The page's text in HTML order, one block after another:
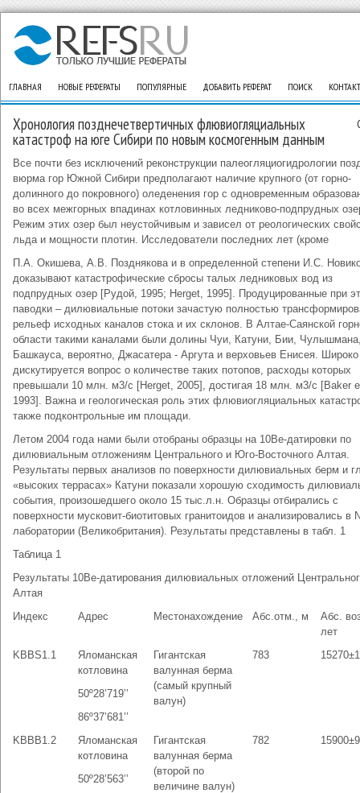
ГЛАВНАЯ НОВЫЕ РЕФЕРАТЫ ПОПУЛЯРНЫЕ ДОБАВИТЬ РЕФЕРАТ ПОИСК
Хронология позднечетвертичных флювиогляциальных
катастроф на юге Сибири по новым космогенным данным
Все почти без исключений реконструкции палеогляциогидрологии
вюрма гор Южной Сибири предполагают наличие крупного (от горно-
долинного до покровного) оледенения гор с одновременным
во всех межгорных впадинах котловинных ледниково-подпрудных
Режим этих озер был неустойчивым и зависел от реологических
льда и мощности плотин. Исследователи последних лет (кроме
П.А. Окишева, А.В. Позднякова и в определенной степени И.С.
доказывают катастрофические сбросы талых ледниковых вод из
подпрудных озер [Рудой, 1995; Herget, 1995]. Продуцированные при
паводки – дилювиальные потоки зачастую полностью
рельеф исходных каналов стока и их склонов. В Алтае-Саянской
области такими каналами были долины Чуи, Катуни, Бии,
Башкауса, вероятно, Джасатера - Аргута и верховьев Енисея. Широко
дискутируется вопрос о количестве таких потопов, расходы которых
превышали 10 млн. м3/с [Herget, 2005], достигая 18 млн. м3/с [Baker
1993]. Важна и геологическая роль этих флювиогляциальных
также подконтрольные им площади.
Летом 2004 года нами были отобраны образцы на 10Ве-датировки по
дилювиальным отложениям Центрального и Юго-Восточного Алтая.
Результаты первых анализов по поверхности дилювиальных берм и
«высоких террасах» Катуни показали хорошую сходимость
события, произошедшего около 15 тыс.л.н. Образцы отбирались с
поверхности мусковит-биотитовых гранитоидов и анализировались в
лаборатории (Великобритания). Результаты представлены в табл. 1
Таблица 1
Результаты 10Ве-датирования дилювиальных отложений
Алтая
Индекс
Адрес Местонахождение Абс.отм., м
Абс.
лет
KBBS1.1
Яломанская
котловина
50º28’719’’
86º37’681’’
Гигантская
валунная берма
(самый крупный
валун)
783
KBBB1.2
Яломанская
котловина
50º28’563’’
Гигантская
валунная берма
(второй по
величине валун)
782